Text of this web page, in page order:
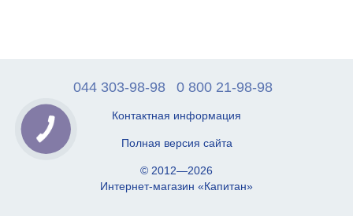
044 303-98-98 0 800 21-98-98
Контактная информация
Полная версия сайта
© 2012—2026
Интернет-магазин «Капитан»